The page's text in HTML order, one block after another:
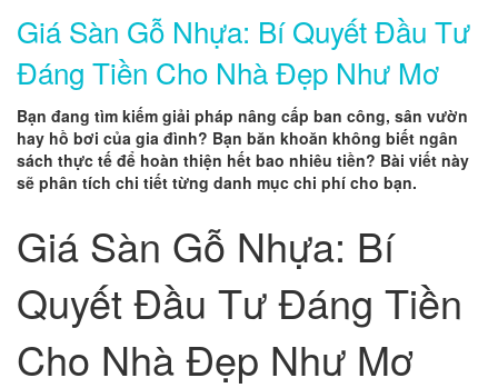
Giá Sàn Gỗ Nhựa: Bí Quyết Đầu Tư
Đáng Tiền Cho Nhà Đẹp Như Mơ
Bạn đang tìm kiếm giải pháp nâng cấp ban công, sân vườn
hay hồ bơi của gia đình? Bạn băn khoăn không biết ngân
sách thực tế để hoàn thiện hết bao nhiêu tiền? Bài viết này
sẽ phân tích chi tiết từng danh mục chi phí cho bạn.
Giá Sàn Gỗ Nhựa: Bí
Quyết Đầu Tư Đáng Tiền
Cho Nhà Đẹp Như Mơ